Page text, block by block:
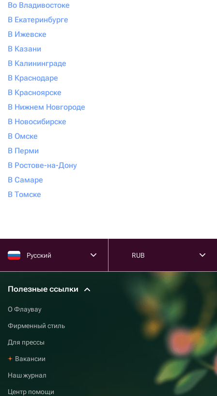
Во Владивостоке
В Екатеринбурге
В Ижевске
В Казани
В Калининграде
В Краснодаре
В Красноярске
В Нижнем Новгороде
В Новосибирске
В Омске
В Перми
В Ростове-на-Дону
В Самаре
В Томске
Русский RUB
Полезные ссылки
О Флаувау
Фирменный стиль
Для прессы
Вакансии
Наш журнал
Центр помощи